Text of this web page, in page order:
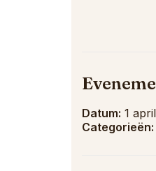
Datum: 1
Categorieën: